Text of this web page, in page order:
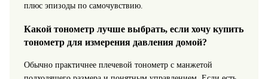
плюс эпизоды по самочувствию.
Какой тонометр лучше выбрать, если хочу купить
тонометр для измерения давления домой?
Обычно практичнее плечевой тонометр с манжетой